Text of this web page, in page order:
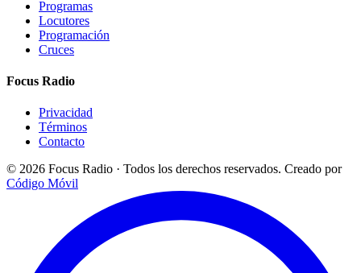
Programas
Locutores
Programación
Cruces
Focus Radio
Privacidad
Términos
Contacto
© 2026 Focus Radio · Todos los derechos reservados. Creado por
Código Móvil